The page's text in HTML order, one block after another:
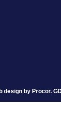
design by Procor.